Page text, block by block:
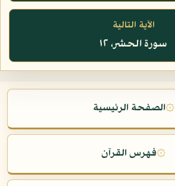
الآية التالية
سورة الحشر، ١٢
۞الصفحة الرئيسية
۞فهرس القرآن